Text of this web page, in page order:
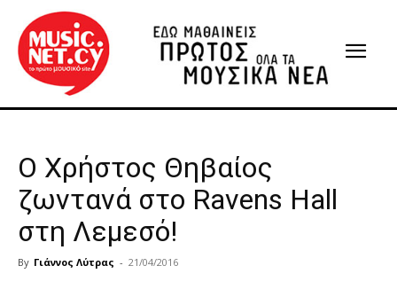
Ο Χρήστος Θηβαίος
ζωντανά στο Ravens Hall
στη Λεμεσό!
By Γιάννος Λύτρας - 21/04/2016